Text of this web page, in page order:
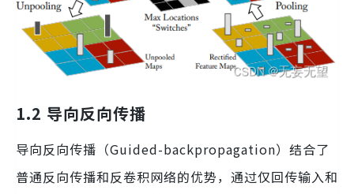
1.2 导向反向传播
导向反向传播（Guided-backpropagation）结合了
普通反向传播和反卷积网络的优势，通过仅回传输入和